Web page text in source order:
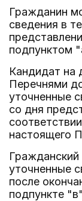
Гражданин
сведения в
подпунктом
Кандидат на
Перечнями
уточненные
со дня
настоящего
уточненные
после
подпункте